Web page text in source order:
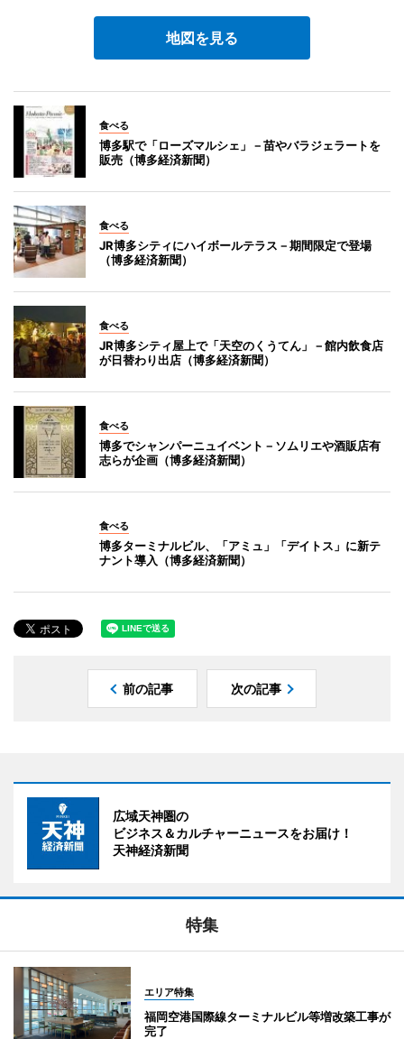
地図を見る
食べる
博多駅で「ローズマルシェ」－苗やバラジェラートを
販売（博多経済新聞）
食べる
JR博多シティにハイボールテラス－期間限定で登場
（博多経済新聞）
食べる
JR博多シティ屋上で「天空のくうてん」－館内飲食店
が日替わり出店（博多経済新聞）
食べる
博多でシャンパーニュイベント－ソムリエや酒販店有
志らが企画（博多経済新聞）
食べる
博多ターミナルビル、「アミュ」「デイトス」に新テ
ナント導入（博多経済新聞）
前の記事 次の記事
広域天神圏の
ビジネス＆カルチャーニュースをお届け！
天神経済新聞
特集
エリア特集
福岡空港国際線ターミナルビル等増改築工事が
完了